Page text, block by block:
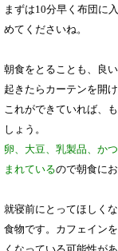
まずは10分早く布団に
めてくださいね。
朝食をとることも、良
起きたらカーテンを開
これができていれば、
しょう。
卵、大豆、乳製品、か
まれているので朝食に
就寝前にとってほしく
食物です。カフェイン